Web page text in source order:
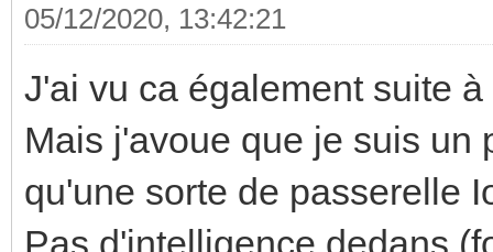
05/12/2020, 13:42:21
J'ai vu ca également suite
Mais j'avoue que je suis un
qu'une sorte de passerelle
Pas d'intelligence dedans